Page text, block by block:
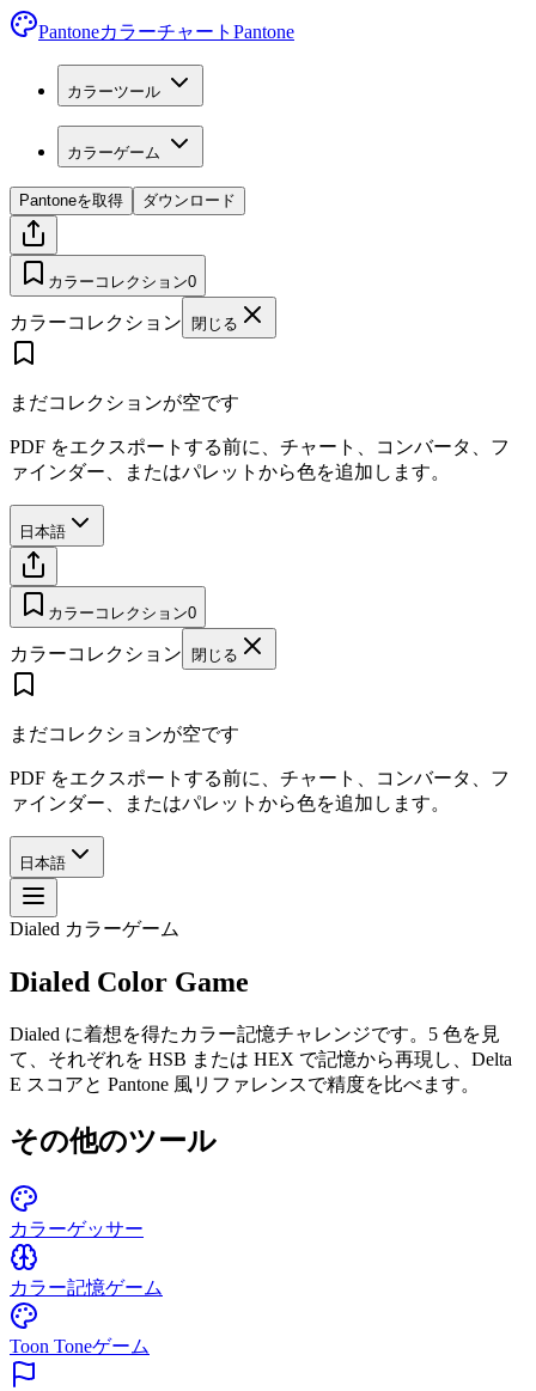
Pantoneカラーチャート Pantone
カラーツール
カラーゲーム
Pantoneを取得 ダウンロード
カラーコレクション0
カラーコレクション 閉じる
まだコレクションが空です
PDF をエクスポートする前に、チャート、コンバータ、フ
ァインダー、またはパレットから色を追加します。
日本語
カラーコレクション0
カラーコレクション 閉じる
まだコレクションが空です
PDF をエクスポートする前に、チャート、コンバータ、フ
ァインダー、またはパレットから色を追加します。
日本語
Dialed カラーゲーム
Dialed Color Game
Dialed に着想を得たカラー記憶チャレンジです。5 色を見
て、それぞれを HSB または HEX で記憶から再現し、Delta
E スコアと Pantone 風リファレンスで精度を比べます。
その他のツール
カラーゲッサー
カラー記憶ゲーム
Toon Toneゲーム